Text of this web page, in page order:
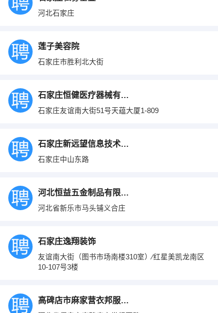
河北石家庄
莲子美容院
石家庄市胜利北大街
石家庄恒健医疗器械有限公司
石家庄友谊南大街51号天蕴大厦1-809
石家庄新远望信息技术有限公司
石家庄中山东路
河北恒益五金制品有限公司
河北省新乐市马头铺义合庄
石家庄逸翔装饰
友谊南大街（图书市场南楼310室）∕红星美凯龙南区
10-107号3楼
高碑店市麻家营衣邦服装加工厂